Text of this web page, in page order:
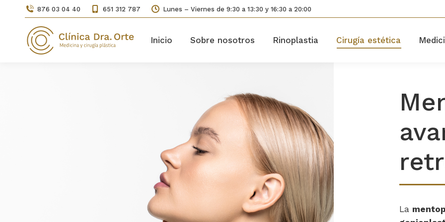
876 03 04 40 651 312 787 Lunes – Viernes de 9:30 a 13:30 y 16:30 a 20:00
Inicio Sobre nosotros Rinoplastia Cirugía estética
La